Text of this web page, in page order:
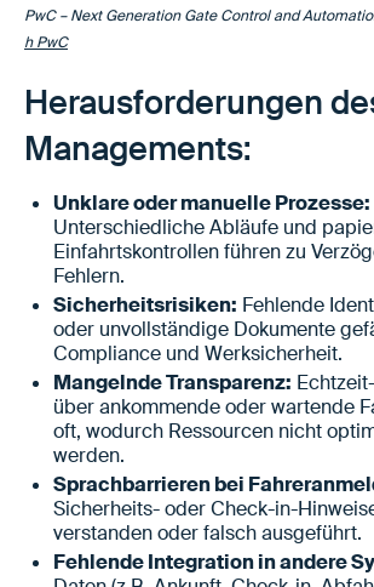
PwC – Next Generation Gate Control and
h PwC​
Herausforderungen
Managements:
Unklare oder manuelle Prozesse:
Unterschiedliche Abläufe und
Einfahrtskontrollen führen zu
Fehlern.
Sicherheitsrisiken: Fehlende
oder unvollständige Dokumente
Compliance und Werksicherheit.
Mangelnde Transparenz:
über ankommende oder wartende
oft, wodurch Ressourcen nicht
werden.
Sprachbarrieren bei
Sicherheits- oder Check-in-
verstanden oder falsch ausgeführt.
Fehlende Integration in andere